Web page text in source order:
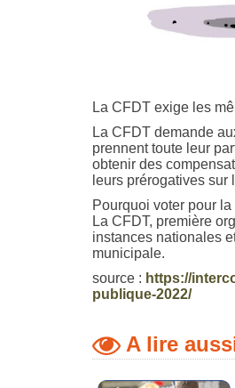
La CFDT exige les
La CFDT demande
prennent toute leur
obtenir des
leurs prérogatives sur
Pourquoi voter pour
La CFDT, première
instances nationales
municipale.
source : https://
publique-2022/
A lire